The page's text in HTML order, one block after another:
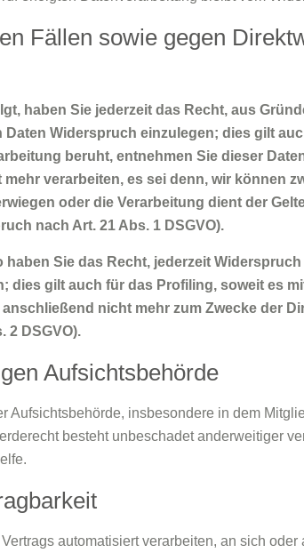
Fällen sowie gegen
haben Sie jederzeit das Recht, aus
Widerspruch einzulegen; dies gilt
beruht, entnehmen Sie dieser
verarbeiten, es sei denn, wir können
oder die Verarbeitung dient der
nach Art. 21 Abs. 1 DSGVO).
Sie das Recht, jederzeit
dies gilt auch für das Profiling, soweit es
nicht mehr zum Zwecke der
2 DSGVO).
Aufsichtsbehörde
insbesondere in dem
besteht unbeschadet anderweitiger
automatisiert verarbeiten, an sich oder